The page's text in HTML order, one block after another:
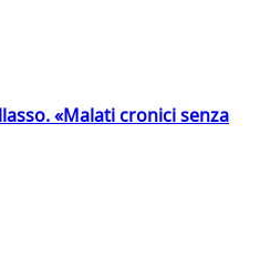
«Malati cronici senza